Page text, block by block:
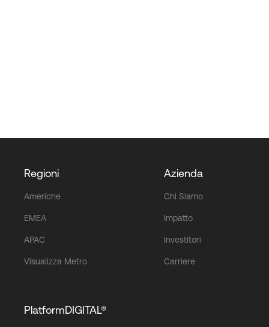
Regioni
Americhe
EMEA
APAC
Visualizza Metro
Azienda
Chi Siamo
Impatto
Investitori
Carriere
PlatformDIGITAL®